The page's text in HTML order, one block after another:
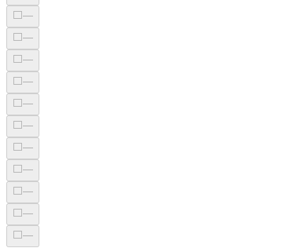
⬜—
⬜—
⬜—
⬜—
⬜—
⬜—
⬜—
⬜—
⬜—
⬜—
⬜—